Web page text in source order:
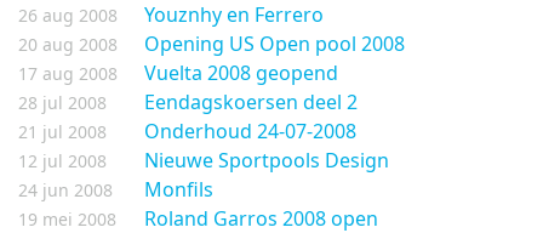
26 aug 2008 Youznhy en Ferrero
20 aug 2008 Opening US Open pool 2008
17 aug 2008 Vuelta 2008 geopend
28 jul 2008 Eendagskoersen deel 2
21 jul 2008 Onderhoud 24-07-2008
12 jul 2008 Nieuwe Sportpools Design
24 jun 2008 Monfils
19 mei 2008 Roland Garros 2008 open